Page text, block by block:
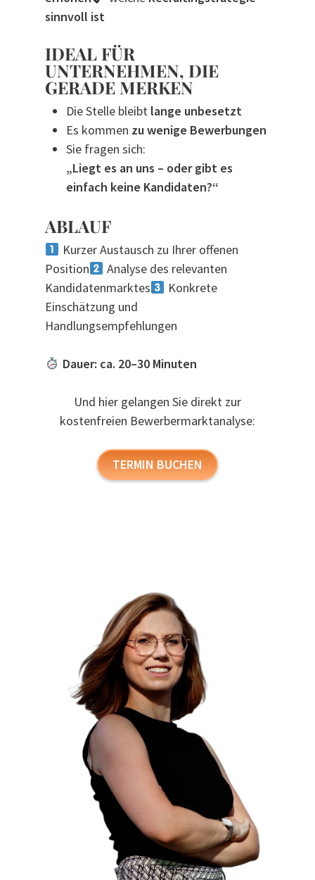
sinnvoll ist
IDEAL FÜR
UNTERNEHMEN, DIE
GERADE MERKEN
Die Stelle bleibt lange unbesetzt
Es kommen zu wenige Bewerbungen
Sie fragen sich:
„Liegt es an uns – oder gibt es
einfach keine Kandidaten?“
ABLAUF
Kurzer Austausch zu Ihrer offenen
Position
Analyse des relevanten
Kandidatenmarktes
Konkrete
Einschätzung und
Handlungsempfehlungen
Dauer: ca. 20–30 Minuten
Und hier gelangen Sie direkt zur
kostenfreien Bewerbermarktanalyse:
TERMIN BUCHEN